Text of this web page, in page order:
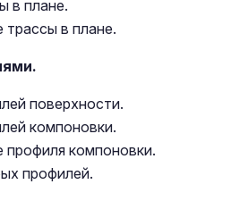
в плане.
трассы в плане.
поверхности.
компоновки.
профиля компоновки.
профилей.